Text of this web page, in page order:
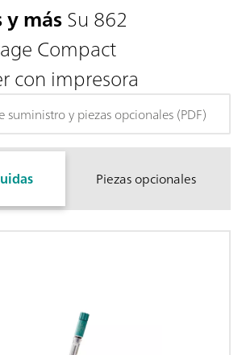
másSu 862
Compact
con impresora
suministro y piezas opcionales (PDF)
Piezas opcionales